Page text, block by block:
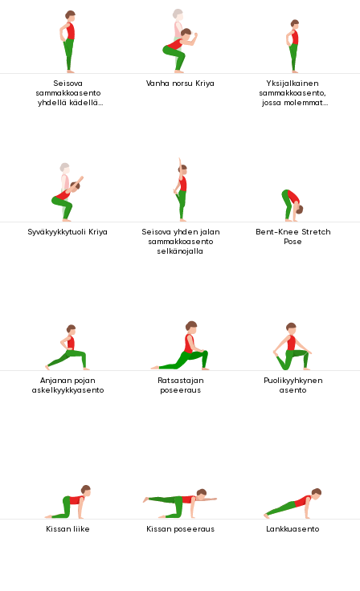
Seisova
sammakkoasento
yhdellä kädellä
Vanha norsu Kriya
Yksijalkainen
sammakkoasento,
jossa molemmat
Syväkyykkytuoli Kriya
Seisova yhden jalan
sammakkoasento
selkänojalla
Bent-Knee Stretch
Pose
Anjanan pojan
askelkyykkyasento
Ratsastajan
poseeraus
Puolikyyhkynen
asento
Kissan liike Kissan poseeraus Lankkuasento